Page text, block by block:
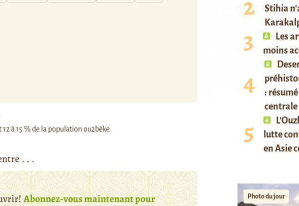
à 15 % de la population ouzbèke.
. . .
Abonnez-vous maintenant pour
Stihia
Les
moins
:
centrale
lutte
en Asie
Photo du jour